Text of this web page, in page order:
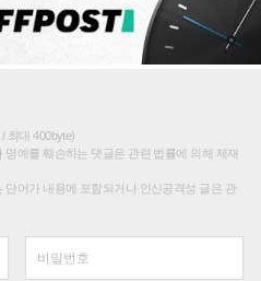
최대 400byte)
예를 훼손하는 댓글은 관련 법률에 의해 제재
어가 내용에 포함되거나 인신공격성 글은 관